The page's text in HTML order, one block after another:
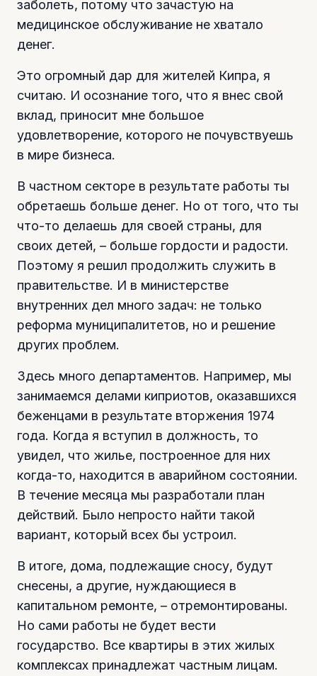
заболеть, потому что зачастую на
медицинское обслуживание не хватало
денег.
Это огромный дар для жителей Кипра, я
считаю. И осознание того, что я внес свой
вклад, приносит мне большое
удовлетворение, которого не почувствуешь
в мире бизнеса.
В частном секторе в результате работы ты
обретаешь больше денег. Но от того, что ты
что-то делаешь для своей страны, для
своих детей, – больше гордости и радости.
Поэтому я решил продолжить служить в
правительстве. И в министерстве
внутренних дел много задач: не только
реформа муниципалитетов, но и решение
других проблем.
Здесь много департаментов. Например, мы
занимаемся делами киприотов, оказавшихся
беженцами в результате вторжения 1974
года. Когда я вступил в должность, то
увидел, что жилье, построенное для них
когда-то, находится в аварийном состоянии.
В течение месяца мы разработали план
действий. Было непросто найти такой
вариант, который всех бы устроил.
В итоге, дома, подлежащие сносу, будут
снесены, а другие, нуждающиеся в
капитальном ремонте, – отремонтированы.
Но сами работы не будет вести
государство. Все квартиры в этих жилых
комплексах принадлежат частным лицам.